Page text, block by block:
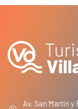
Av. San Martin y